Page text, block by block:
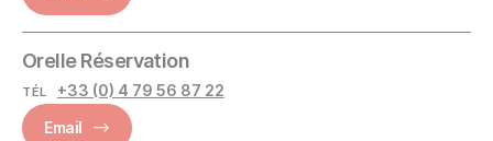
Orelle Réservation
TÉL
+33 (0) 4 79 56 87 22
Email